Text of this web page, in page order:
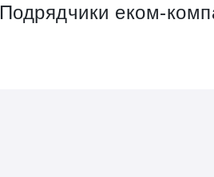
Подрядчики еком-